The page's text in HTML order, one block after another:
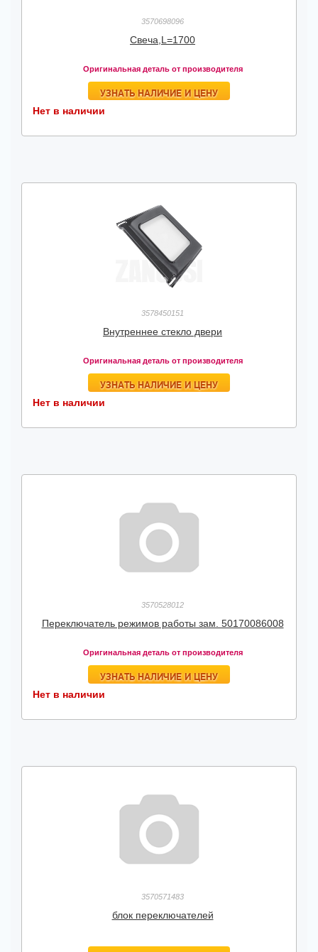
3570698096
Свеча,L=1700
Оригинальная деталь от производителя
УЗНАТЬ НАЛИЧИЕ И ЦЕНУ
Нет в наличии
3578450151
Внутреннее стекло двери
Оригинальная деталь от производителя
УЗНАТЬ НАЛИЧИЕ И ЦЕНУ
Нет в наличии
3570528012
Переключатель режимов работы зам. 50170086008
Оригинальная деталь от производителя
УЗНАТЬ НАЛИЧИЕ И ЦЕНУ
Нет в наличии
3570571483
блок переключателей